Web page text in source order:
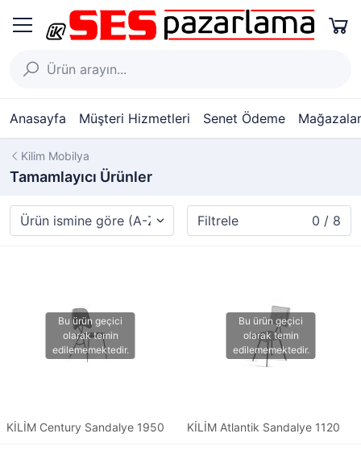
Anasayfa Müşteri Hizmetleri Senet Ödeme
Kilim Mobilya
Tamamlayıcı Ürünler
Filtrele 0 / 8
KİLİM Century Sandalye 1950 KİLİM Atlantik Sandalye 1120